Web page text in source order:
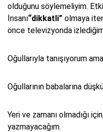
olduğunu söylemeliyim.
İnsanı“dikkatli” olmaya
önce televizyonda izlediğim
Oğullarıyla tanışıyorum
Oğullarının babalarına
Yeri ve zamanı olmadığı
yazmayacağım.